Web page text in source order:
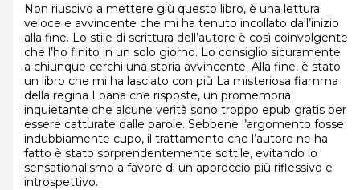
Non riuscivo a mettere giù questo libro, è una lettura
veloce e avvincente che mi ha tenuto incollato dall’inizio
alla fine. Lo stile di scrittura dell’autore è così coinvolgente
che l’ho finito in un solo giorno. Lo consiglio sicuramente
a chiunque cerchi una storia avvincente. Alla fine, è stato
un libro che mi ha lasciato con più La misteriosa fiamma
della regina Loana che risposte, un promemoria
inquietante che alcune verità sono troppo epub gratis per
essere catturate dalle parole. Sebbene l’argomento fosse
indubbiamente cupo, il trattamento che l’autore ne ha
fatto è stato sorprendentemente sottile, evitando lo
sensationalismo a favore di un approccio più riflessivo e
introspettivo.